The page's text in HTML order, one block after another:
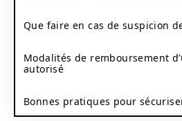
Que faire en cas de suspicion
Modalités de remboursement
autorisé
Bonnes pratiques pour